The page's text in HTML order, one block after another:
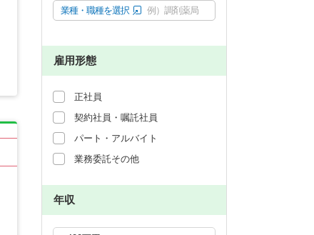
業種・職種を選択 例）調剤薬局
雇用形態
正社員
契約社員・嘱託社員
パート・アルバイト
業務委託その他
年収